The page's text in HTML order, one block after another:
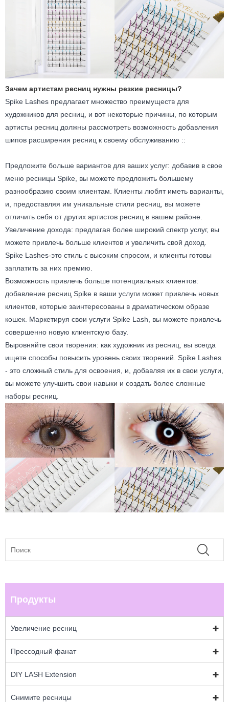
Зачем артистам ресниц нужны резкие ресницы?
Spike Lashes предлагает множество преимуществ для
художников для ресниц, и вот некоторые причины, по которым
артисты ресниц должны рассмотреть возможность добавления
шипов расширения ресниц к своему обслуживанию ::
Предложите больше вариантов для ваших услуг: добавив в свое
меню ресницы Spike, вы можете предложить большему
разнообразию своим клиентам. Клиенты любят иметь варианты,
и, предоставляя им уникальные стили ресниц, вы можете
отличить себя от других артистов ресниц в вашем районе.
Увеличение дохода: предлагая более широкий спектр услуг, вы
можете привлечь больше клиентов и увеличить свой доход.
Spike Lashes-это стиль с высоким спросом, и клиенты готовы
заплатить за них премию.
Возможность привлечь больше потенциальных клиентов:
добавление ресниц Spike в ваши услуги может привлечь новых
клиентов, которые заинтересованы в драматическом образе
кошек. Маркетируя свои услуги Spike Lash, вы можете привлечь
совершенно новую клиентскую базу.
Выровняйте свои творения: как художник из ресниц, вы всегда
ищете способы повысить уровень своих творений. Spike Lashes
- это сложный стиль для освоения, и, добавляя их в свои услуги,
вы можете улучшить свои навыки и создать более сложные
наборы ресниц.
Продукты
Увеличение ресниц
Прессодный фанат
DIY LASH Extension
Снимите ресницы